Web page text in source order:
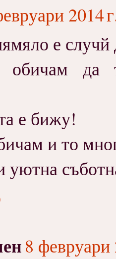
2014
е случй
обичам да
е бижу!
и то
уютна
8 февруари